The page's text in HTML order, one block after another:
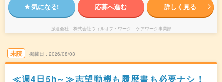
気になる! 応募へ進む 詳しく見る
派遣会社 株式会社ウィルオブ・ワーク ケアワーク事業部
未読 掲載日 2026/08/03
≪週4日5h～≫志望動機も履歴書も必要ナシ！